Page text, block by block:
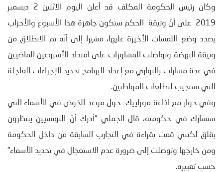
وكان رئيس الحكومة المكلف قد أعلن اليوم الاثنين 2 ديسمبر
2019 على أنّ وثيقة الحكم ستكون جاهزة هذا الأسبوع والأحزاب
بصدد وضع اللمسات الأخيرة عليها، مشيرا إلى أنّه تم الانطلاق من
وثيقة النهضة وتواصلت المشاورات على امتداد الأسبوعين الماضيين
في عدة مسارات بالتوازي مع إعداد البرنامج تحديد الإجراءات العاجلة
التي تستجيب لتطلعات المواطنين.
وفي حوار مع اذاعة موزاييك حول موعد الخوض في الأسماء التي
ستشارك في حكومته، قال الجملي “أدرك أنّ التونسيين ينتظرون
بقلق لكنني قمت بقراءة في التجارب السابقة من داخل الحكومة
ومن خارجها وتوصلت إلى ضرورة عدم الاستعجال في تحديد الأسماء”
حسب تعبيره.